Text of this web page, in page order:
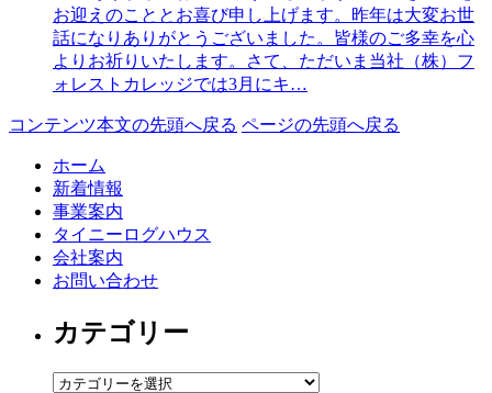
お迎えのこととお喜び申し上げます。昨年は大変お世
話になりありがとうございました。皆様のご多幸を心
よりお祈りいたします。さて、ただいま当社（株）フ
ォレストカレッジでは3月にキ…
コンテンツ本文の先頭へ戻る ページの先頭へ戻る
ホーム
新着情報
事業案内
タイニーログハウス
会社案内
お問い合わせ
カテゴリー
カ